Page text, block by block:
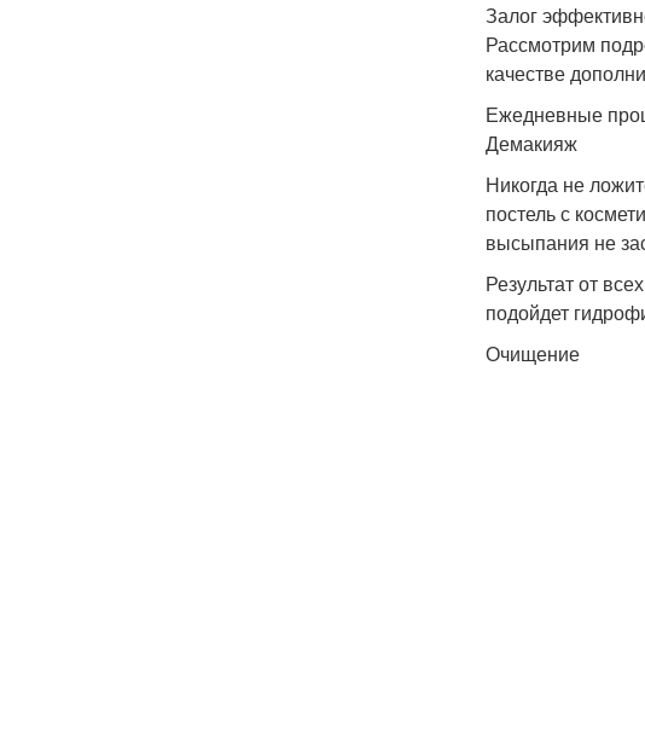
Залог
Рассмотрим
качестве
Ежедневные
Демакияж
Никогда не
постель с
высыпания не
Результат от
подойдет
Очищение